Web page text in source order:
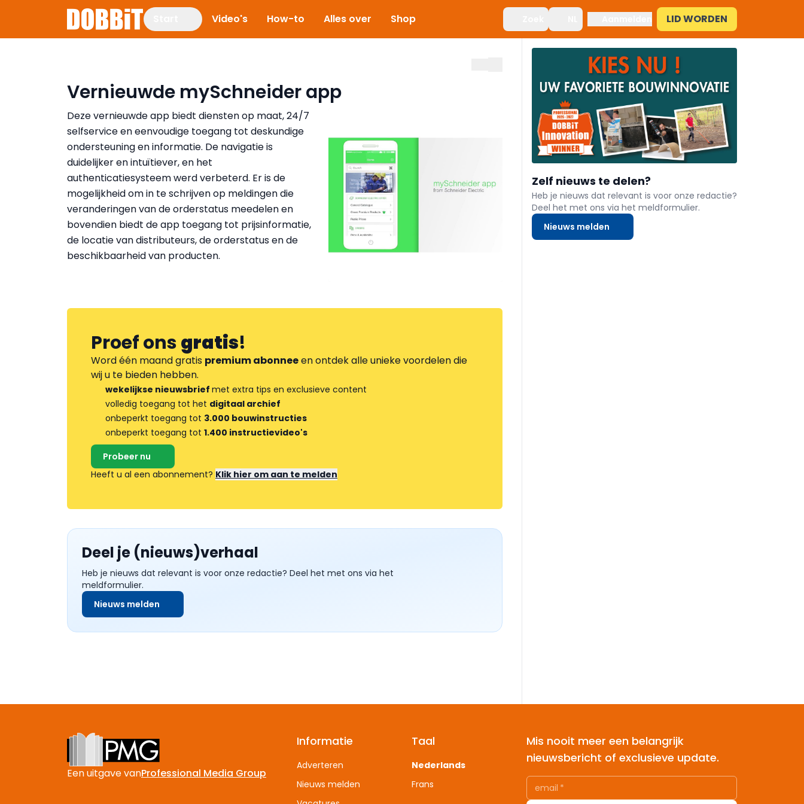
Video's How-to Alles over Shop LID WORDEN
Vernieuwde mySchneider app
Deze vernieuwde app biedt diensten op maat, 24/7
selfservice en eenvoudige toegang tot deskundige
ondersteuning en informatie. De navigatie is
duidelijker en intuïtiever, en het
authenticatiesysteem werd verbeterd. Er is de
mogelijkheid om in te schrijven op meldingen die
veranderingen van de orderstatus meedelen en
bovendien biedt de app toegang tot prijsinformatie,
de locatie van distributeurs, de orderstatus en de
beschikbaarheid van producten.
Proef onsgratis!
Word één maand gratis premium abonneeen ontdek alle unieke voordelen die
wij u te bieden hebben.
wekelijkse nieuwsbrief met extra tips en exclusieve content
volledig toegang tot het digitaal archief
onbeperkt toegang tot 3.000 bouwinstructies
onbeperkt toegang tot 1.400 instructievideo's
Probeer nu
Heeft u al een abonnement? Klik hier om aan te melden
Deel je (nieuws)verhaal
Heb je nieuws dat relevant is voor onze redactie? Deel het met ons via het
meldformulier.
Nieuws melden
Zelf nieuws te delen?
Heb je nieuws dat relevant is voor onze redactie?
Deel het met ons via het meldformulier.
Nieuws melden
Een uitgave vanProfessional Media Group
Informatie
Adverteren
Nieuws melden
Taal
Nederlands
Frans
Mis nooit meer een belangrijk
nieuwsbericht of exclusieve update.
email *